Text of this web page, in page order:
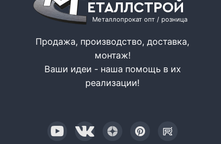
ЕТАЛЛСТРОЙ
Металлопрокат опт / розница
Продажа, производство, доставка,
монтаж!
Ваши идеи - наша помощь в их
реализации!